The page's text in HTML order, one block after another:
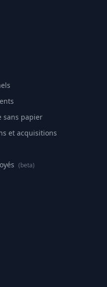
sans papier
et acquisitions
(beta)